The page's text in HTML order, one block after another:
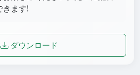
きます!
ダウンロード